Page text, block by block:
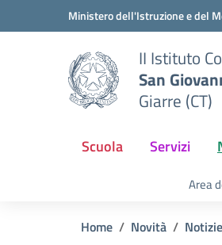
Vai ai contenuti
Vai al menu di navigazioneMinistero dell'Istruzione e del
II Istituto
San
Giarre (CT)
Scuola Servizi
Area
Home Novità Notizie